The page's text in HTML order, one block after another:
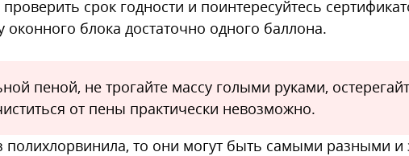
срок годности и поинтересуйтесь
оконного блока достаточно одного баллона.
пеной, не трогайте массу голыми руками,
от пены практически невозможно.
полихлорвинила, то они могут быть самыми разными и